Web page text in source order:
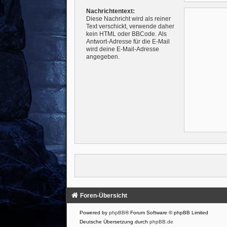
Nachrichtentext:
Diese Nachricht wird als reiner
Text verschickt, verwende daher
kein HTML oder BBCode. Als
Antwort-Adresse für die E-Mail
wird deine E-Mail-Adresse
angegeben.
Foren-Übersicht
Powered by phpBB® Forum Software © phpBB Limited
Deutsche Übersetzung durch phpBB.de